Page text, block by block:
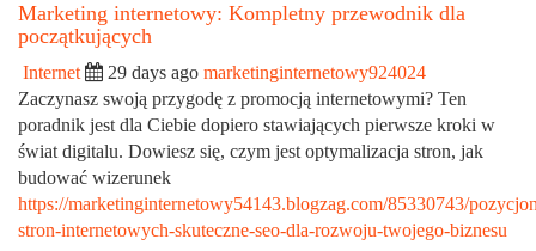
Marketing internetowy: Kompletny przewodnik dla
początkujących
Internet 29 days ago marketinginternetowy924024
Zaczynasz swoją przygodę z promocją internetowymi? Ten
poradnik jest dla Ciebie dopiero stawiających pierwsze kroki w
świat digitalu. Dowiesz się, czym jest optymalizacja stron, jak
budować wizerunek
https://marketinginternetowy54143.blogzag.com/85330743/
stron-internetowych-skuteczne-seo-dla-rozwoju-twojego-biznesu